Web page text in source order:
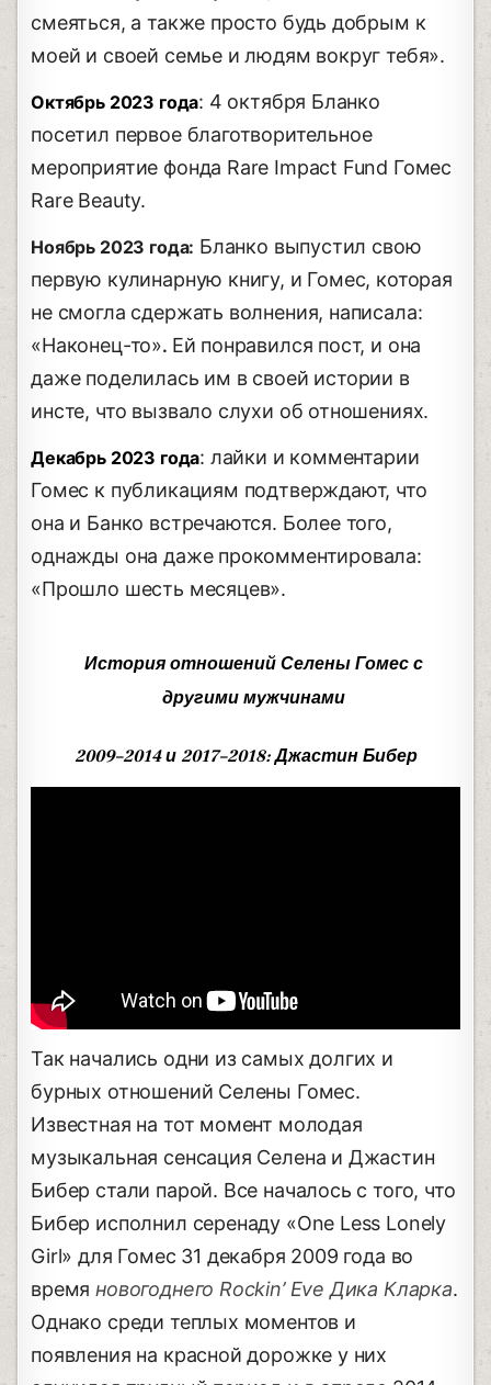
смеяться, а также просто будь добрым к
моей и своей семье и людям вокруг тебя».
Октябрь 2023 года: 4 октября Бланко
посетил первое благотворительное
мероприятие фонда Rare Impact Fund Гомес
Rare Beauty.
Ноябрь 2023 года: Бланко выпустил свою
первую кулинарную книгу, и Гомес, которая
не смогла сдержать волнения, написала:
«Наконец-то». Ей понравился пост, и она
даже поделилась им в своей истории в
инсте, что вызвало слухи об отношениях.
Декабрь 2023 года: лайки и комментарии
Гомес к публикациям подтверждают, что
она и Банко встречаются. Более того,
однажды она даже прокомментировала:
«Прошло шесть месяцев».
История отношений Селены Гомес с
другими мужчинами
2009–2014 и 2017–2018: Джастин Бибер
Так начались одни из самых долгих и
бурных отношений Селены Гомес.
Известная на тот момент молодая
музыкальная сенсация Селена и Джастин
Бибер стали парой. Все началось с того, что
Бибер исполнил серенаду «One Less Lonely
Girl» для Гомес 31 декабря 2009 года во
времяновогоднего Rockin’ Eve Дика Кларка.
Однако среди теплых моментов и
появления на красной дорожке у них